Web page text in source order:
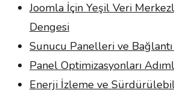
Joomla İçin Yeşil Veri
Dengesi
Sunucu Panelleri ve
Panel Optimizasyonları
Enerji İzleme ve